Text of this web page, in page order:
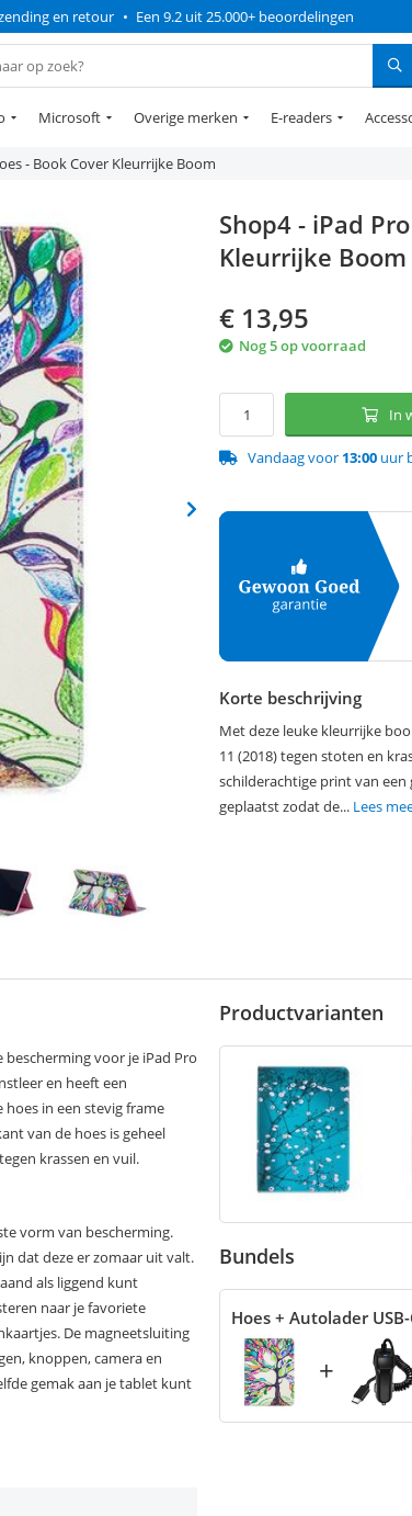
en retour • Een 9.2 uit 25.000+ beoordelingen
Microsoft Overige merken E-readers
- Book Cover Kleurrijke Boom
Shop4 - iPad
Kleurrijke Boom
€ 13,95
Nog 5 op voorraad
In
Vandaag voor 13:00 uur
Korte beschrijving
Met deze leuke kleurrijke
11 (2018) tegen stoten en
schilderachtige print van
geplaatst zodat de... Lees
voor je iPad Pro
en heeft een
in een stevig frame
van de hoes is geheel
krassen en vuil.
vorm van bescherming.
dat deze er zomaar uit valt.
als liggend kunt
naar je favoriete
De magneetsluiting
knoppen, camera en
gemak aan je tablet kunt
Productvarianten
Bundels
Hoes + Autolader
+